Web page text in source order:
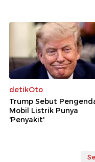
detikOto
Trump Sebut
Mobil Listrik Punya
'Penyakit'